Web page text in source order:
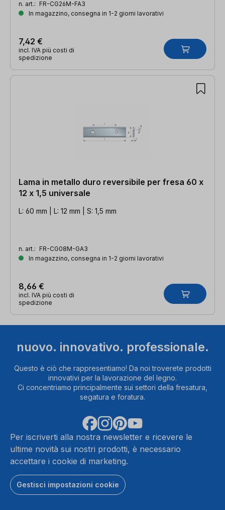
n. art.: FR-CG26M-FA3
In magazzino, consegna in 1-2 giorni lavorativi
7,42 €
incl. IVA più costi di
spedizione
Lama in metallo duro reversibile per fresa 60 x
12 x 1,5 universale
L: 60 mm | L: 12 mm | S: 1,5 mm
n. art.: FR-CG08M-GA3
In magazzino, consegna in 1-2 giorni lavorativi
8,66 €
incl. IVA più costi di
spedizione
nuovo. innovativo. professionale.
Questo è ciò che rappresentiamo! Da noi troverete prodotti
innovativi per la lavorazione del legno.
Ci concentriamo principalmente sui settori della fresatura,
segatura e foratura.
Per iscriverti alla nostra newsletter e ricevere le
ultime novità sui nostri prodotti, è necessario
accettare i cookie di marketing.
Gestisci impostazioni cookie